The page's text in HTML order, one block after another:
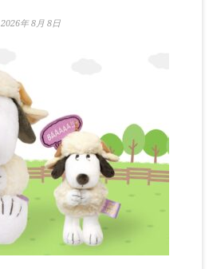
2026年 8月 8日